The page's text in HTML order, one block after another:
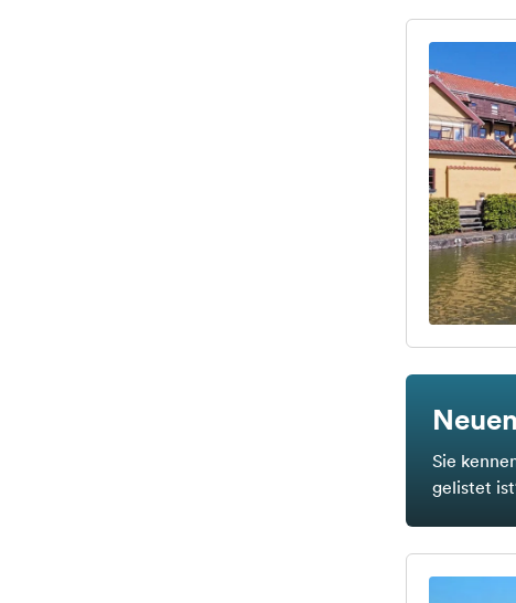
Sie
gelistet